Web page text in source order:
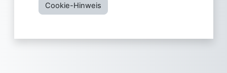
Cookie-Hinweis